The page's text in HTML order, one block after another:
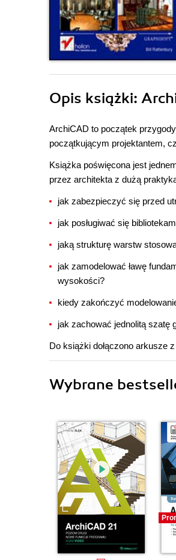
Opis książki:
ArchiCAD to początek
początkującym projektantem,
Książka poświęcona jest
przez architekta z dużą
jak zabezpieczyć się przed
jak posługiwać się
jaką strukturę warstw
jak zamodelować ławę
wysokości?
kiedy zakończyć
jak zachować jednolitą szatę
Do książki dołączono arkusze
Wybrane